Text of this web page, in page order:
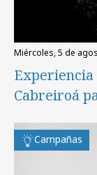
miércoles, 5 de
Experiencia
Cabreiroá
Campañas